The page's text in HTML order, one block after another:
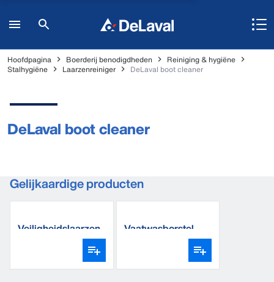
Hoofdpagina Boerderij benodigdheden
Reiniging & hygiëne
Stalhygiëne
Laarzenreiniger DeLaval boot cleaner
DeLaval boot cleaner
Gelijkaardige producten
Veiligheidslaarzen Vaatwasborstel